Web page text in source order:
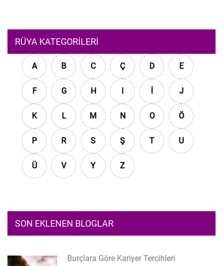
RÜYA KATEGORILERI
A B C Ç D E
F G H I İ J
K L M N O Ö
P R S Ş T U
Ü V Y Z
SON EKLENEN BLOGLAR
Burçlara Göre Kariyer Tercihleri